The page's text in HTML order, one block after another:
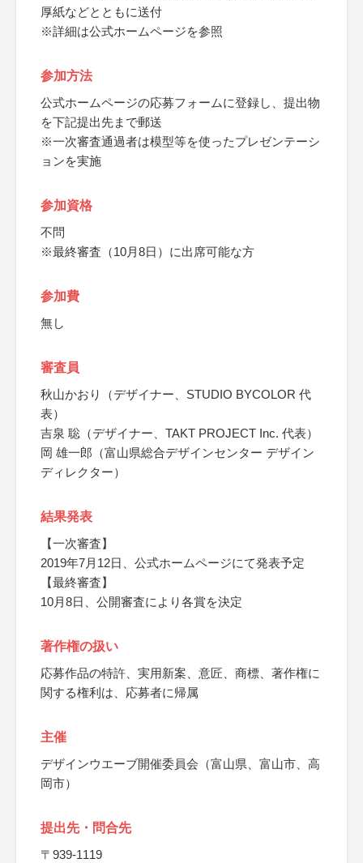
厚紙などとともに送付
※詳細は公式ホームページを参照
参加方法
公式ホームページの応募フォームに登録し、提出物
を下記提出先まで郵送
※一次審査通過者は模型等を使ったプレゼンテーシ
ョンを実施
参加資格
不問
※最終審査（10月8日）に出席可能な方
参加費
無し
審査員
秋山かおり（デザイナー、STUDIO BYCOLOR 代
表）
吉泉 聡（デザイナー、TAKT PROJECT Inc. 代表）
岡 雄一郎（富山県総合デザインセンター デザイン
ディレクター）
結果発表
【一次審査】
2019年7月12日、公式ホームページにて発表予定
【最終審査】
10月8日、公開審査により各賞を決定
著作権の扱い
応募作品の特許、実用新案、意匠、商標、著作権に
関する権利は、応募者に帰属
主催
デザインウエーブ開催委員会（富山県、富山市、高
岡市）
提出先・問合先
〒939-1119